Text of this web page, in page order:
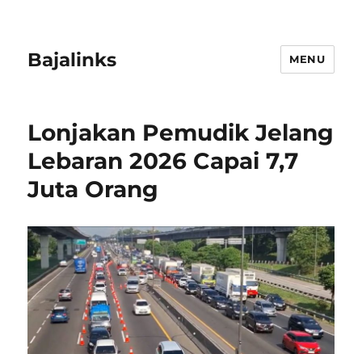
Bajalinks MENU
Lonjakan Pemudik Jelang
Lebaran 2026 Capai 7,7
Juta Orang